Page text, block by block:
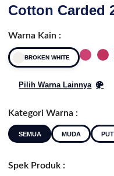
Cotton Carded
Warna Kain :
BROKEN WHITE
Pilih Warna Lainnya
Kategori Warna :
SEMUA MUDA
Spek Produk :